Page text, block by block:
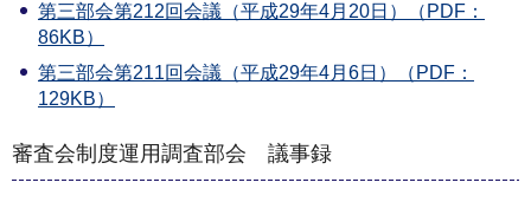
第三部会第212回会議（平成29年4月20日）（PDF：
86KB）
第三部会第211回会議（平成29年4月6日）（PDF：
129KB）
審査会制度運用調査部会 議事録